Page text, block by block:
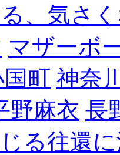
、気さ
マザーボ
町 神奈
野麻衣 長
る往還